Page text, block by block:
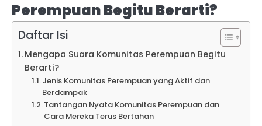
Perempuan Begitu Berarti?
Daftar Isi
Mengapa Suara Komunitas Perempuan Begitu
Berarti?
Jenis Komunitas Perempuan yang Aktif dan
Berdampak
Tantangan Nyata Komunitas Perempuan dan
Cara Mereka Terus Bertahan